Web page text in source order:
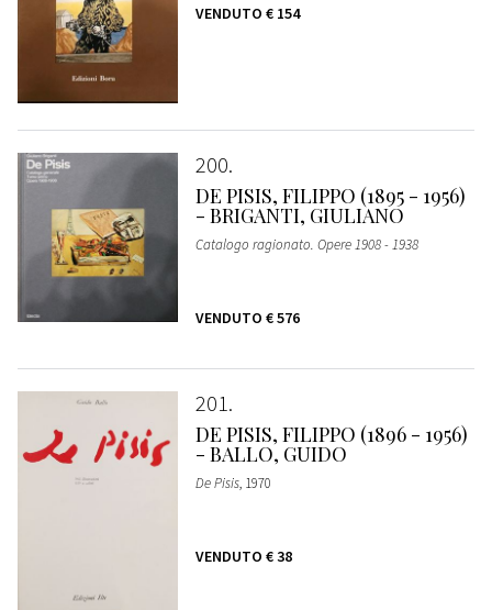
VENDUTO € 154
200
DE PISIS, FILIPPO (1895 - 1956)
- BRIGANTI, GIULIANO
Catalogo ragionato. Opere 1908 - 1938
VENDUTO € 576
201
DE PISIS, FILIPPO (1896 - 1956)
- BALLO, GUIDO
De Pisis, 1970
VENDUTO € 38